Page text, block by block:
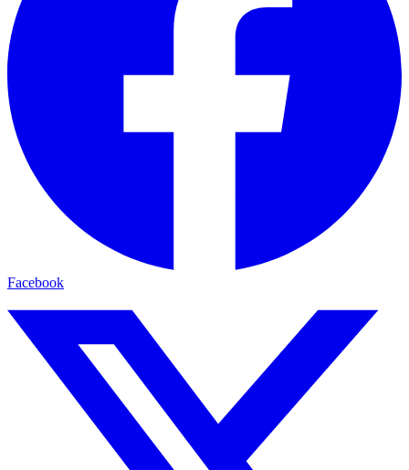
Facebook